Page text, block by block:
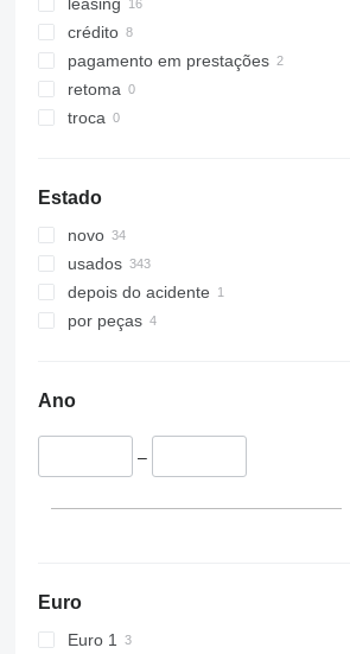
350
365
374
375
416
420
422
424
426
C-series
8045
8050
8052
8055
8065
8080
8085
JS
JZ
TB1140
TB2150
leasing
crédito
pagamento em prestações
retoma
troca
Estado
novo
usados
depois do acidente
por peças
Ano
–
Euro
Euro 1